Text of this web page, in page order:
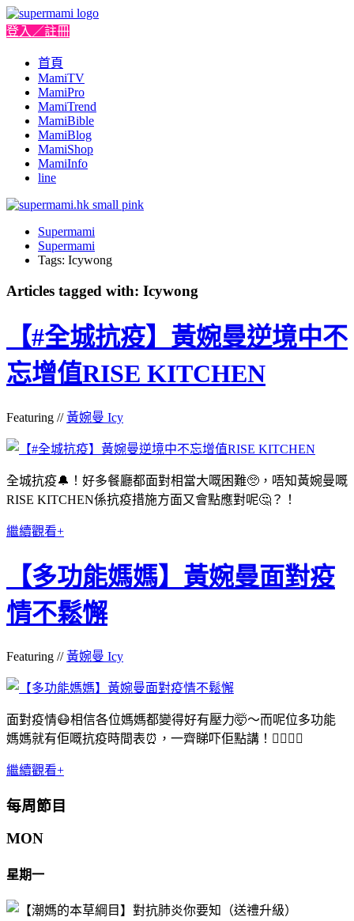
登入／註冊
首頁
MamiTV
MamiPro
MamiTrend
MamiBible
MamiBlog
MamiShop
MamiInfo
line
Supermami
Supermami
Tags: Icywong
Articles tagged with: Icywong
【#全城抗疫】黃婉曼逆境中不
忘增值RISE KITCHEN
Featuring //黃婉曼 Icy
全城抗疫🔔！好多餐廳都面對相當大嘅困難🥺，唔知黃婉曼嘅
RISE KITCHEN係抗疫措施方面又會點應對呢🤔？！
繼續觀看+
【多功能媽媽】黃婉曼面對疫
情不鬆懈
Featuring //黃婉曼 Icy
面對疫情😷相信各位媽媽都變得好有壓力🤯〜而呢位多功能
媽媽就有佢嘅抗疫時間表⏰，一齊睇吓佢點講！👆🏻👆🏻
繼續觀看+
每周節目
MON
星期一